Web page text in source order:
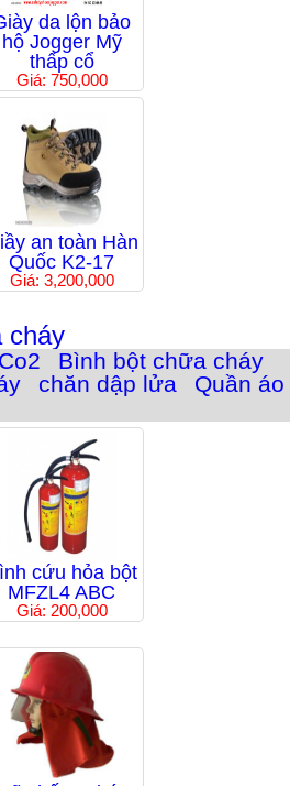
da lộn bảo
hộ Jogger Mỹ
thấp cổ
Giá: 750,000
an toàn Hàn
Quốc K2-17
Giá: 3,200,000
cháy
Bình bột chữa cháy
chăn dập lửa
Quần áo
cứu hỏa bột
MFZL4 ABC
Giá: 200,000